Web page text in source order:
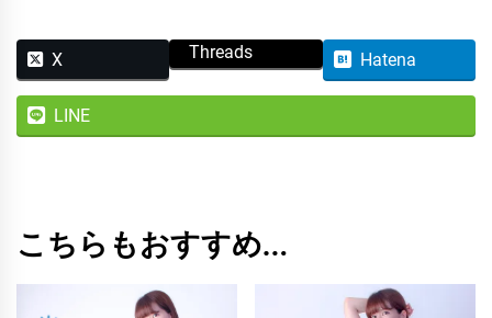
コ
ン
/
ブ
ク
個
X Threads Hatena
LINE
こちらもおすすめ…